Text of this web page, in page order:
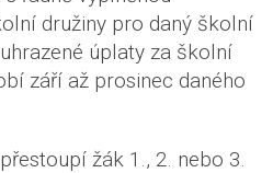
družiny pro daný školní
úplaty za školní
září až prosinec daného
žák 1., 2. nebo 3.